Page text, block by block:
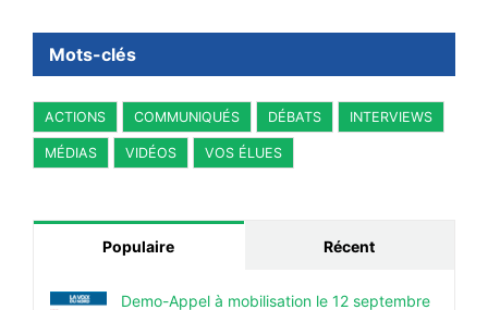
Mots-clés
ACTIONS COMMUNIQUÉS DÉBATS INTERVIEWS
MÉDIAS VIDÉOS VOS ÉLUES
Populaire Récent
Demo-Appel à mobilisation le 12 septembre